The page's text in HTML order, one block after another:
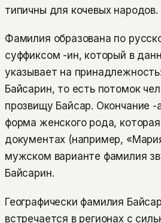
типичны для кочевых народов.
Фамилия образована по
суффиксом -ин, который в
указывает на
Байсарин, то есть потомок
прозвищу Байсар. Окончание
форма женского рода,
документах (например,
мужском варианте фамилия
Байсарин.
Географически фамилия
встречается в регионах с